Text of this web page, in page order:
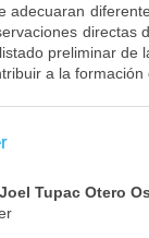
adecuaran
directas
preliminar de
a la
Joel Tupac Otero